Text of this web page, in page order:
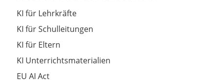
KI für Lehrkräfte
KI für Schulleitungen
KI für Eltern
KI Unterrichtsmaterialien
EU AI Act